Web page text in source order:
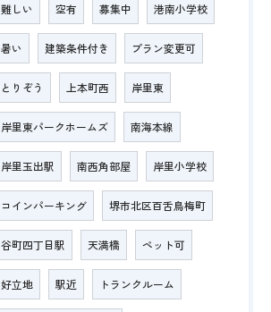
難しい 空有 募集中 港南小学校
暑い 建築条件付き プラン変更可
とりぞう 上本町西 岸里東
岸里東パークホームズ 南海本線
岸里玉出駅 南西角部屋 岸里小学校
コインパーキング 堺市北区百舌鳥梅町
谷町四丁目駅 天満橋 ペット可
好立地 駅近 トランクルーム